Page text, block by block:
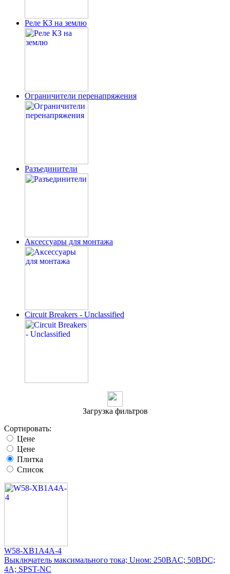
Реле КЗ на землю
Ограничители перенапряжения
Разъединители
Аксессуары для монтажа
Circuit Breakers - Unclassified
Загрузка фильтров
Сортировать:
Цене
Цене
Плитка
Список
W58-XB1A4A-4
Выключатель максимального тока; Uном: 250ВAC; 50ВDC;
4А; SPST-NC